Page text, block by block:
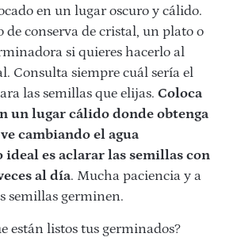
en un lugar oscuro y cálido.
conserva de cristal, un plato o
si quieres hacerlo al
Consulta siempre cuál sería el
las semillas que elijas. Coloca
un lugar cálido donde obtenga
cambiando el agua
es aclarar las semillas con
al día. Mucha paciencia y a
semillas germinen.
están listos tus germinados?